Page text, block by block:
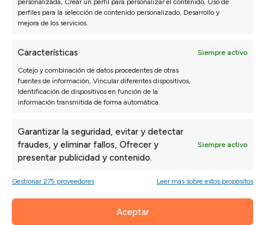
personalizada, Crear un perfil para personalizar el contenido, Uso de
perfiles para la selección de contenido personalizado, Desarrollo y
mejora de los servicios.
Características Siempre activo
Cotejo y combinación de datos procedentes de otras
fuentes de información, Vincular diferentes dispositivos,
Identificación de dispositivos en función de la
información transmitida de forma automática.
Garantizar la seguridad, evitar y detectar
fraudes, y eliminar fallos, Ofrecer y
presentar publicidad y contenido.
Siempre activo
Gestionar 275 proveedores Leer más sobre estos propósitos
Aceptar